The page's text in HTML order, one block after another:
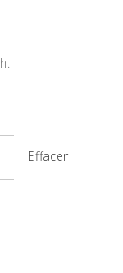
Effacer